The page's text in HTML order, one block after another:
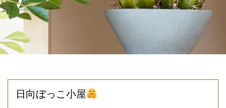
日向ぼっこ小屋